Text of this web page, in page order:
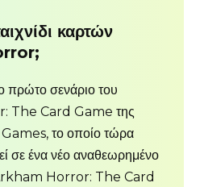
καρτών
πρώτο σενάριο του
The Card Game της
το οποίο τώρα
σε ένα νέο αναθεωρημένο
Horror: The Card